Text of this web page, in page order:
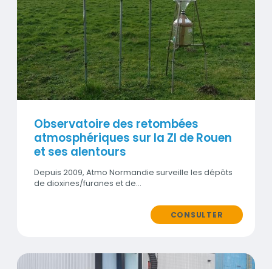
Visuel
Observatoire des retombées
atmosphériques sur la ZI de Rouen
et ses alentours
Depuis 2009, Atmo Normandie surveille les dépôts
de dioxines/furanes et de…
CONSULTER
Contenus